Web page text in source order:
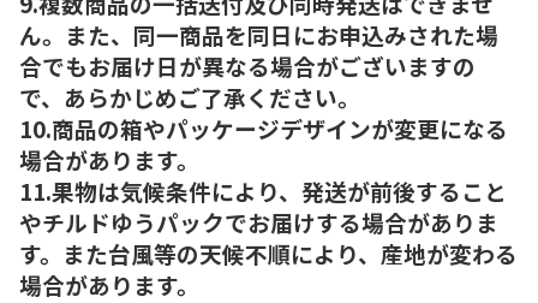
ん。また、同一商品を同日にお申込みされた場
合でもお届け日が異なる場合がございますの
で、あらかじめご了承ください。
10.商品の箱やパッケージデザインが変更になる
場合があります。
11.果物は気候条件により、発送が前後すること
やチルドゆうパックでお届けする場合がありま
す。また台風等の天候不順により、産地が変わる
場合があります。